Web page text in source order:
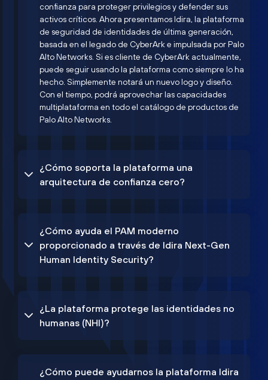
confianza para proteger privilegios y defender sus
activos críticos. Ahora presentamos Idira, la plataforma
de seguridad de identidades de última generación,
basada en el legado de CyberArk e impulsada por Palo
Alto Networks. Si es cliente de CyberArk actualmente,
puede seguir usando la plataforma como siempre lo ha
hecho. Simplemente notará un nuevo logo y diseño.
Con el tiempo, podrá aprovechar las capacidades
multiplataforma en todo el catálogo de productos de
Palo Alto Networks.
¿Cómo soporta la plataforma una
arquitectura de confianza cero?
¿Cómo ayuda el PAM moderno
proporcionado a través de Idira Next-Gen
Human Identity Security?
¿La plataforma protege las identidades no
humanas (NHI)?
¿Cómo puede ayudarnos la plataforma Idira